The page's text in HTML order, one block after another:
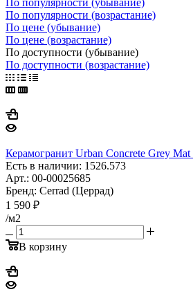
По популярности (возрастание)
По цене (убывание)
По цене (возрастание)
По доступности (убывание)
По доступности (возрастание)
Керамогранит Urban Concrete Grey
Есть в наличии: 1526.573
Арт.: 00-00025685
Бренд: Cerrad (Церрад)
1 590 ₽
/м2
В корзину